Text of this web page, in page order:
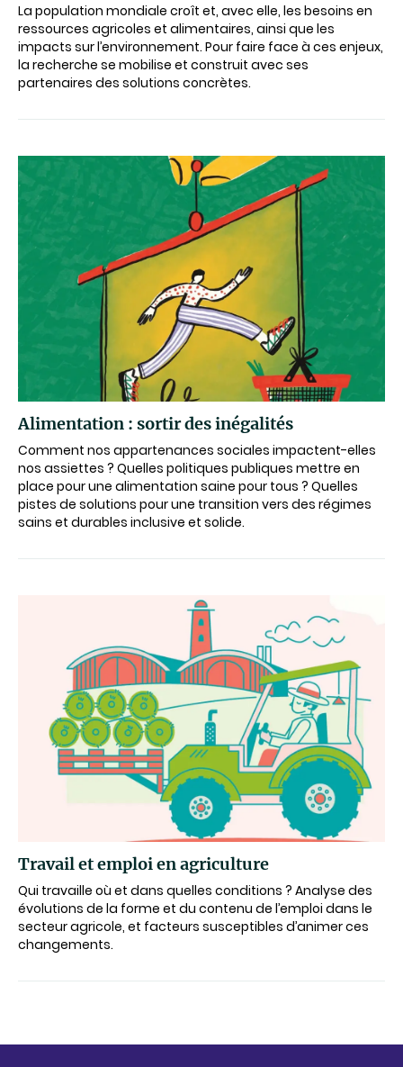
La population mondiale croît et, avec elle, les besoins en
ressources agricoles et alimentaires, ainsi que les
impacts sur l’environnement. Pour faire face à ces enjeux,
la recherche se mobilise et construit avec ses
partenaires des solutions concrètes.
Alimentation : sortir des inégalités
Comment nos appartenances sociales impactent-elles
nos assiettes ? Quelles politiques publiques mettre en
place pour une alimentation saine pour tous ? Quelles
pistes de solutions pour une transition vers des régimes
sains et durables inclusive et solide.
Travail et emploi en agriculture
Qui travaille où et dans quelles conditions ? Analyse des
évolutions de la forme et du contenu de l’emploi dans le
secteur agricole, et facteurs susceptibles d’animer ces
changements.